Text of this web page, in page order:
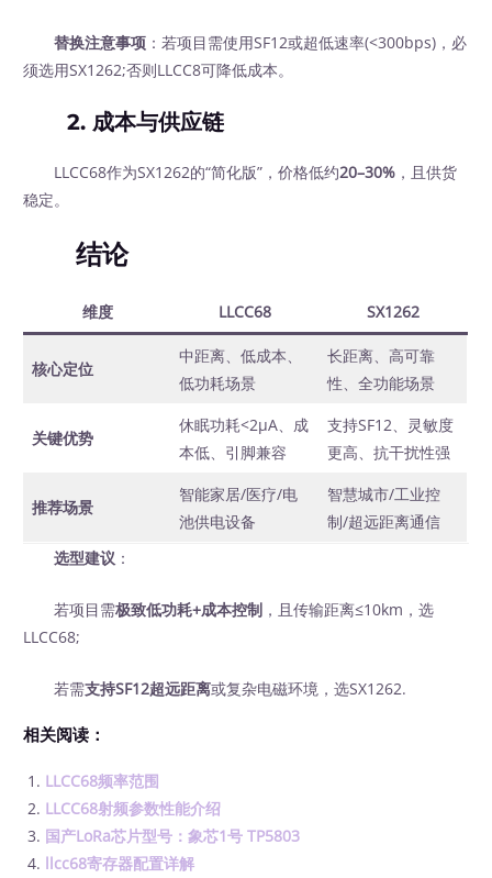
替换注意事项 ：若项目需使用SF12或超低速率(<300bps)，必
须选用SX1262;否则LLCC8可降低成本。
2. 成本与供应链
LLCC68作为SX1262的“简化版”，价格低约20–30% ，且供货
稳定。
结论
维度 LLCC68 SX1262
核心定位
中距离、低成本、
低功耗场景
长距离、高可靠
性、全功能场景
关键优势
休眠功耗<2μA、成
本低、引脚兼容
支持SF12、灵敏度
更高、抗干扰性强
推荐场景
智能家居/医疗/电
池供电设备
智慧城市/工业控
制/超远距离通信
选型建议 ：
若项目需极致低功耗+成本控制 ，且传输距离≤10km，选
LLCC68;
若需支持SF12超远距离或复杂电磁环境，选SX1262.
相关阅读：
LLCC68频率范围
LLCC68射频参数性能介绍
国产LoRa芯片型号：象芯1号 TP5803
llcc68寄存器配置详解